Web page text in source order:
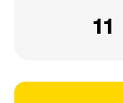
11